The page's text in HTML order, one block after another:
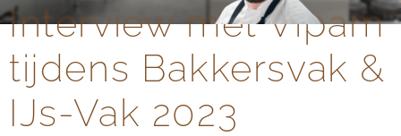
Interview met Vipam
tijdens Bakkersvak &
IJs-Vak 2023